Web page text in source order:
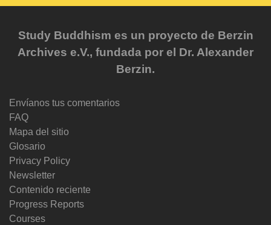
Study Buddhism es un proyecto de Berzin
Archives e.V., fundada por el Dr. Alexander
Berzin.
Envíanos tus comentarios
FAQ
Mapa del sitio
Glosario
Privacy Policy
Newsletter
Contenido reciente
Progress Reports
Courses